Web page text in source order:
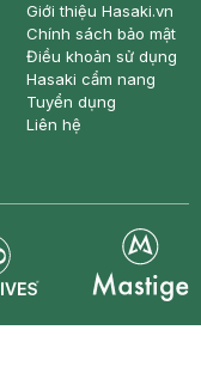
Giới thiệu Hasaki.vn
Chính sách bảo mật
Điều khoản sử dụng
Hasaki cẩm nang
Tuyển dụng
Liên hệ